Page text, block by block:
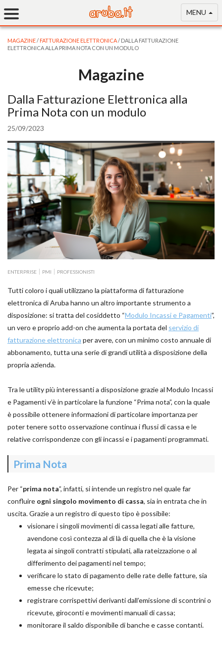
MENU
MAGAZINE/ FATTURAZIONE ELETTRONICA/ DALLA FATTURAZIONE
ELETTRONICA ALLA PRIMA NOTA CON UN MODULO
Magazine
Dalla Fatturazione Elettronica alla
Prima Nota con un modulo
25/09/2023
ENTERPRISE PMI PROFESSIONISTI
Tutti coloro i quali utilizzano la piattaforma di fatturazione
elettronica di Aruba hanno un altro importante strumento a
disposizione: si tratta del cosiddetto “Modulo Incassi e Pagamenti”,
un vero e proprio add-on che aumenta la portata del servizio di
fatturazione elettronica per avere, con un minimo costo annuale di
abbonamento, tutta una serie di grandi utilità a disposizione della
propria azienda.
Tra le utility più interessanti a disposizione grazie al Modulo Incassi
e Pagamenti v’è in particolare la funzione “Prima nota”, con la quale
è possibile ottenere informazioni di particolare importanza per
poter tenere sotto osservazione continua i flussi di cassa e le
relative corrispondenze con gli incassi e i pagamenti programmati.
Prima Nota
Per “prima nota”, infatti, si intende un registro nel quale far
confluire ogni singolo movimento di cassa, sia in entrata che in
uscita. Grazie a un registro di questo tipo è possibile:
visionare i singoli movimenti di cassa legati alle fatture,
avendone così contezza al di là di quella che è la visione
legata ai singoli contratti stipulati, alla rateizzazione o al
differimento dei pagamenti nel tempo;
verificare lo stato di pagamento delle rate delle fatture, sia
emesse che ricevute;
registrare corrispettivi derivanti dall’emissione di scontrini o
ricevute, giroconti e movimenti manuali di cassa;
monitorare il saldo disponibile di banche e casse contanti.